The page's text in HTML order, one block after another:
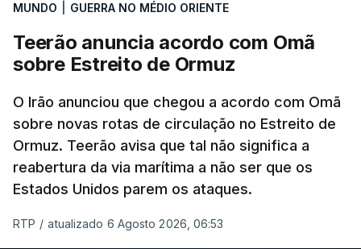
MUNDO GUERRA NO MÉDIO ORIENTE
Teerão anuncia acordo com Omã
sobre Estreito de Ormuz
O Irão anunciou que chegou a acordo com Omã
sobre novas rotas de circulação no Estreito de
Ormuz. Teerão avisa que tal não significa a
reabertura da via marítima a não ser que os
Estados Unidos parem os ataques.
RTP / atualizado 6 Agosto 2026, 06:53